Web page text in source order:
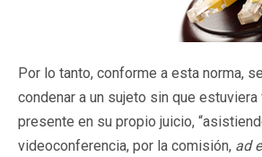
Por lo tanto, conforme a esta norma,
condenar a un sujeto sin que
presente en su propio juicio,
videoconferencia, por la comisión, ad